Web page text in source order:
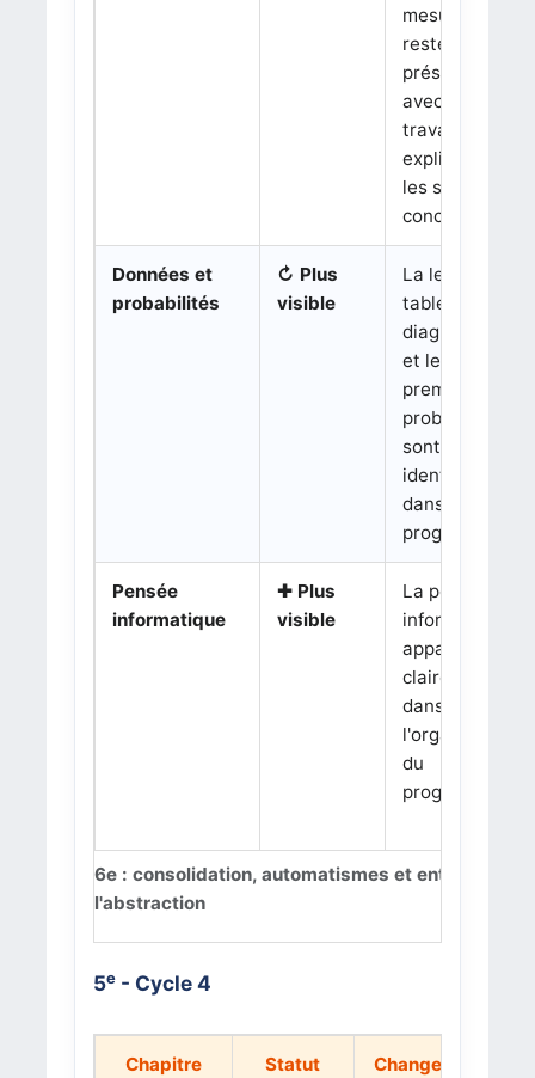
6e : consolidation, automatismes et entrée
l'abstraction
mesures
restent
présents,
avec un
travail plus
explicite sur
les situations
concrètes.
Données et
probabilités
↻ Plus
visible
La lecture de
tableaux,
diagrammes
et les
premières
probabilités
sont mieux
identifiées
dans la
progression.
Pensée
informatique
✚ Plus
visible
La pensée
informatique
apparaît plus
clairement
dans
l'organisation
du
programme.
5e- Cycle 4
Chapitre Statut
Changement